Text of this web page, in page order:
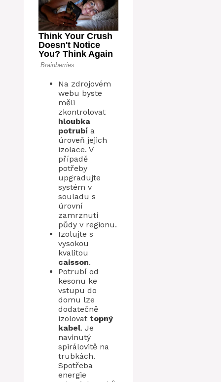
Na zdrojovém
webu byste
měli
zkontrolovat
hloubka
potrubí a
úroveň jejich
izolace. V
případě
potřeby
upgradujte
systém v
souladu s
úrovní
zamrznutí
půdy v regionu.
Izolujte s
vysokou
kvalitou
caisson.
Potrubí od
kesonu ke
vstupu do
domu lze
dodatečně
izolovat topný
kabel. Je
navinutý
spirálovitě na
trubkách.
Spotřeba
energie